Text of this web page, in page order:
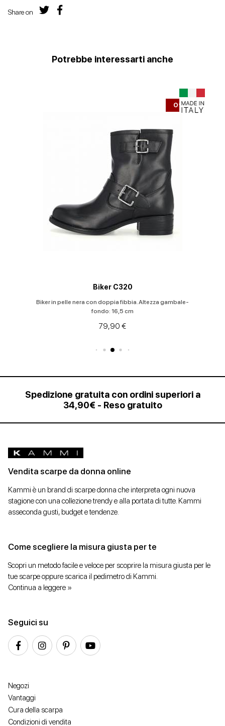
Share on
Potrebbe interessarti anche
Offerta
Biker C913
Stivaletto stile biker in pelle nera martellata con doppia
cerniera
75,00 €
Spedizione gratuita con ordini superiori a
34,90€ - Reso gratuito
Vendita scarpe da donna online
Kammi è un brand di scarpe donna che interpreta ogni nuova
stagione con una collezione trendy e alla portata di tutte. Kammi
asseconda gusti, budget e tendenze.
Come scegliere la misura giusta per te
Scopri un metodo facile e veloce per scoprire la misura giusta per le
tue scarpe oppure scarica il pedimetro di Kammi.
Continua a leggere »
Seguici su
Negozi
Vantaggi
Cura della scarpa
Condizioni di vendita